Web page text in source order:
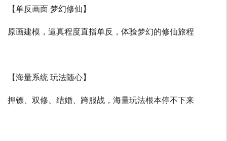
【单反画面 梦幻修仙】
原画建模，逼真程度直指单反，体验梦幻的修仙旅程
【海量系统 玩法随心】
押镖、双修、结婚、跨服战，海量玩法根本停不下来